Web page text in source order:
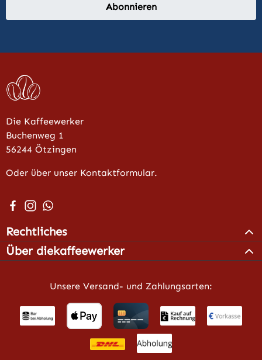
Abonnieren
Die Kaffeewerker
Buchenweg 1
56244 Ötzingen
Oder über unser Kontaktformular.
Besuche uns auf Facebook – öffnet in neuem Tab
Schau auf Instagram vorbei – öffnet in neuem Tab
Schreib uns auf WhatsApp – öffnet in neuem
Rechtliches
Über diekaffeewerker
Unsere Versand- und Zahlungsarten: